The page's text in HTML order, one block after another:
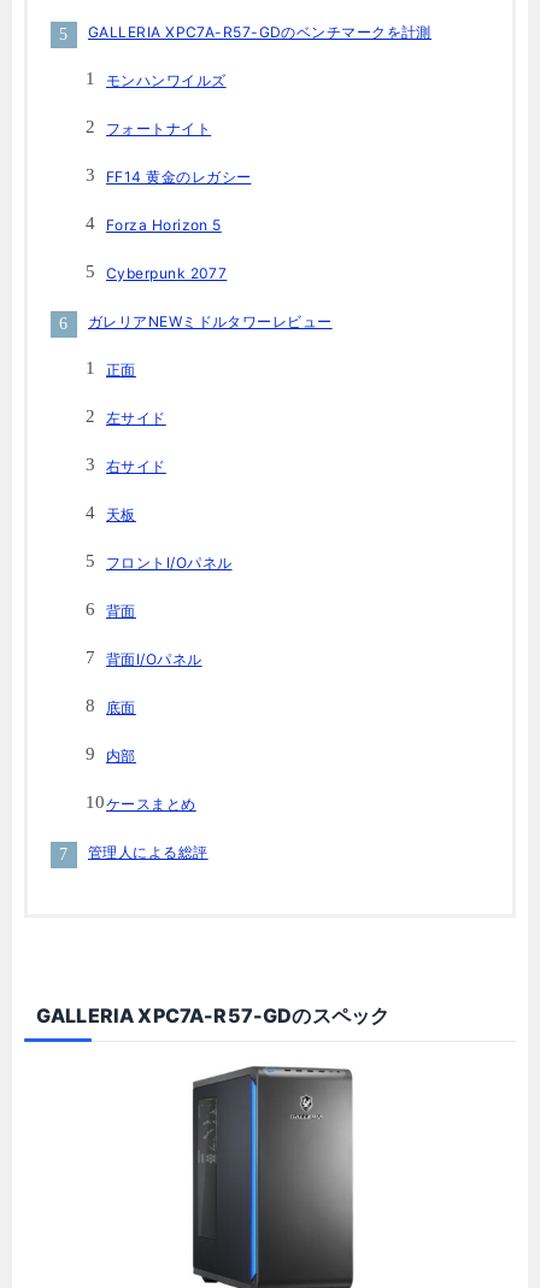
GALLERIA XPC7A-R57-GDのベンチマークを計測
モンハンワイルズ
フォートナイト
FF14 黄金のレガシー
Forza Horizon 5
Cyberpunk 2077
ガレリアNEWミドルタワーレビュー
正面
左サイド
右サイド
天板
フロントI/Oパネル
背面
背面I/Oパネル
底面
内部
ケースまとめ
管理人による総評
GALLERIA XPC7A-R57-GDのスペック